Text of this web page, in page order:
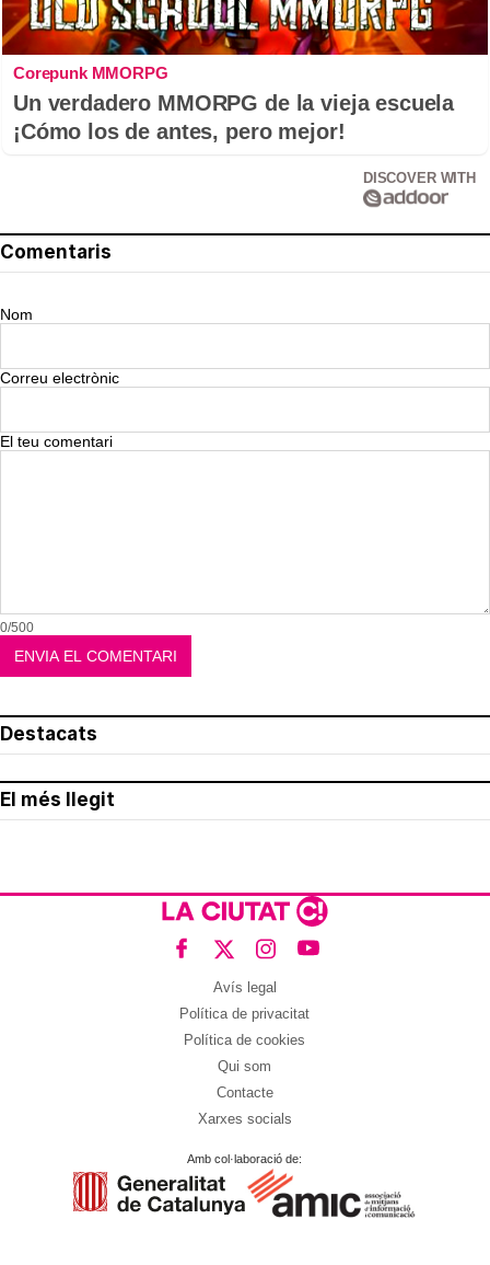
Corepunk MMORPG
Un verdadero MMORPG de la vieja escuela
¡Cómo los de antes, pero mejor!
DISCOVER WITH
Comentaris
Nom
Correu electrònic
El teu comentari
0/500
Destacats
El més llegit
Avís legal
Política de privacitat
Política de cookies
Qui som
Contacte
Xarxes socials
Amb col·laboració de: